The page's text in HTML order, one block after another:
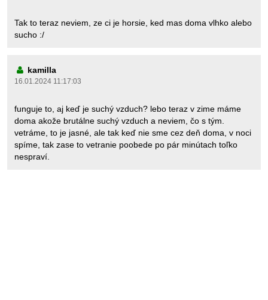
Tak to teraz neviem, ze ci je horsie, ked mas doma vlhko alebo
sucho :/
kamilla
16.01.2024 11:17:03
funguje to, aj keď je suchý vzduch? lebo teraz v zime máme
doma akože brutálne suchý vzduch a neviem, čo s tým.
vetráme, to je jasné, ale tak keď nie sme cez deň doma, v noci
spíme, tak zase to vetranie poobede po pár minútach toľko
nespraví.